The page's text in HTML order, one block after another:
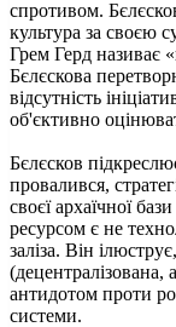
спротивом.
культура за своєю
Грем Герд називає
Бєлєскова
відсутність
об'єктивно
Бєлєсков
провалився,
своєї архаїчної
ресурсом є не
заліза. Він
(децентралізована,
антидотом проти
системи.